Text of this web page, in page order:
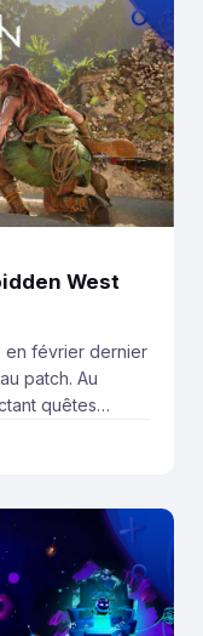
West
en février dernier
patch. Au
quêtes
principales